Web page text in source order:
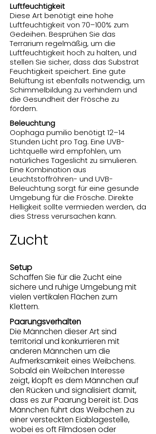
Luftfeuchtigkeit
Diese Art benötigt eine hohe
Luftfeuchtigkeit von 70–100% zum
Gedeihen. Besprühen Sie das
Terrarium regelmäßig, um die
Luftfeuchtigkeit hoch zu halten, und
stellen Sie sicher, dass das Substrat
Feuchtigkeit speichert. Eine gute
Belüftung ist ebenfalls notwendig, um
Schimmelbildung zu verhindern und
die Gesundheit der Frösche zu
fördern.
Beleuchtung
Oophaga pumilio benötigt 12–14
Stunden Licht pro Tag. Eine UVB-
Lichtquelle wird empfohlen, um
natürliches Tageslicht zu simulieren.
Eine Kombination aus
Leuchtstoffröhren- und UVB-
Beleuchtung sorgt für eine gesunde
Umgebung für die Frösche. Direkte
Helligkeit sollte vermieden werden, da
dies Stress verursachen kann.
Zucht
Setup
Schaffen Sie für die Zucht eine
sichere und ruhige Umgebung mit
vielen vertikalen Flächen zum
Klettern.
Paarungsverhalten
Die Männchen dieser Art sind
territorial und konkurrieren mit
anderen Männchen um die
Aufmerksamkeit eines Weibchens.
Sobald ein Weibchen Interesse
zeigt, klopft es dem Männchen auf
den Rücken und signalisiert damit,
dass es zur Paarung bereit ist. Das
Männchen führt das Weibchen zu
einer versteckten Eiablagestelle,
wobei es oft Filmdosen oder